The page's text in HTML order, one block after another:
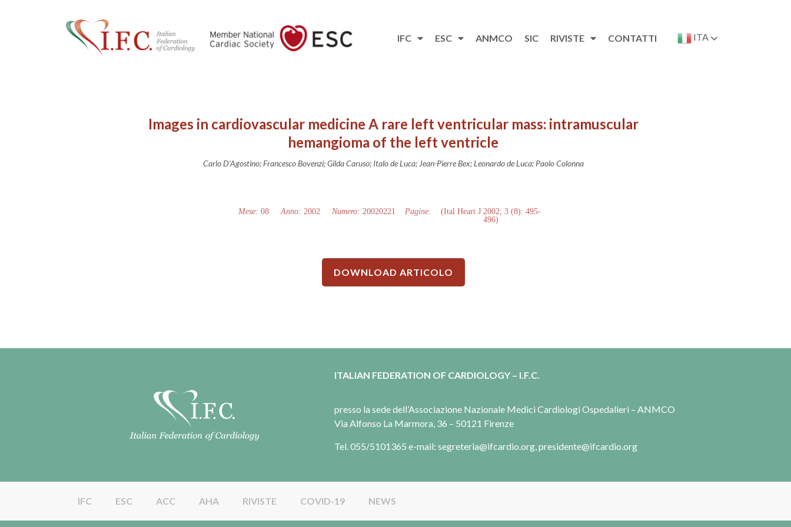
IFC ESC ANMCO SIC RIVISTE CONTATTI ITA
Images in cardiovascular medicine A rare left ventricular mass: intramuscular
hemangioma of the left ventricle
Carlo D’Agostino; Francesco Bovenzi; Gilda Caruso; Italo de Luca; Jean-Pierre Bex; Leonardo de Luca; Paolo Colonna
Mese: 08 Anno: 2002 Numero: 20020221 Pagine:
(Ital Heart J 2002; 3 (8): 495-
496)
DOWNLOAD ARTICOLO
ITALIAN FEDERATION OF CARDIOLOGY – I.F.C.
presso la sede dell’Associazione Nazionale Medici Cardiologi Ospedalieri – ANMCO
Via Alfonso La Marmora, 36 – 50121 Firenze
Tel. 055/5101365 e-mail: segreteria@ifcardio.org, presidente@ifcardio.org
IFC ESC ACC AHA RIVISTE COVID-19 NEWS